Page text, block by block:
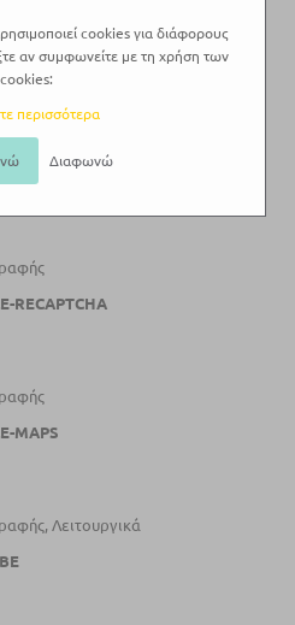
FONTS
ANALYTICS
RECAPTCHA
MAPS
Λειτουργικά
cookies για διάφορους
αν συμφωνείτε με τη χρήση των
cookies:
περισσότερα
Διαφωνώ